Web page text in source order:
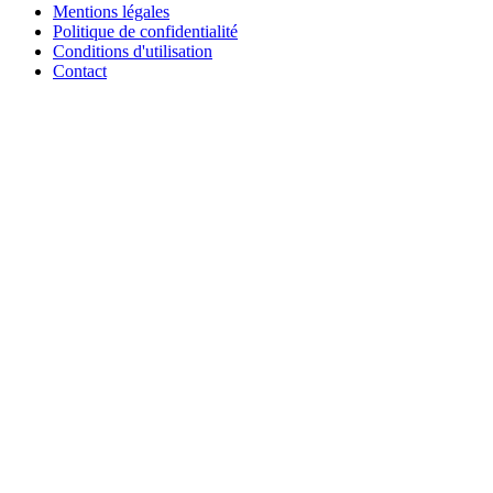
Mentions légales
Politique de confidentialité
Conditions d'utilisation
Contact